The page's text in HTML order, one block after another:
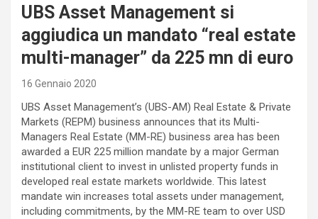
UBS Asset Management si
aggiudica un mandato “real estate
multi-manager” da 225 mn di euro
16 Gennaio 2020
UBS Asset Management’s (UBS-AM) Real Estate & Private
Markets (REPM) business announces that its Multi-
Managers Real Estate (MM-RE) business area has been
awarded a EUR 225 million mandate by a major German
institutional client to invest in unlisted property funds in
developed real estate markets worldwide. This latest
mandate win increases total assets under management,
including commitments, by the MM-RE team to over USD